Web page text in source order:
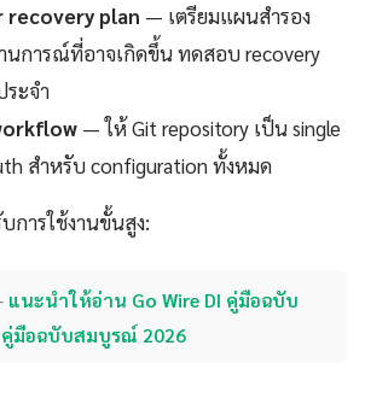
recovery plan — เตรียมแผนสำรอง
นการณ์ที่อาจเกิดขึ้น ทดสอบ recovery
ระจำ
— ให้ Git repository เป็น single
สำหรับ configuration ทั้งหมด
การใช้งานขั้นสูง:
แนะนำให้อ่าน Go Wire DI คู่มือฉบับ
มือฉบับสมบูรณ์ 2026